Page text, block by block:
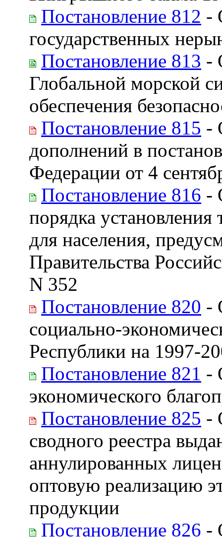
Постановление 812 -
государственных
Постановление 813 -
Глобальной морской
обеспечения
Постановление 815 -
дополнений в
Федерации от 4
Постановление 816 -
порядка
для населения,
Правительства
N 352
Постановление 820 -
социально-
Республики на 1997-
Постановление 821 -
экономического
Постановление 825 -
сводного реестра
аннулированных
оптовую реализацию
продукции
Постановление 826 -